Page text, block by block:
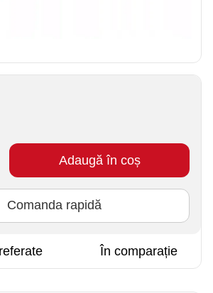
Adaugă în coș
Comanda rapidă
În comparație